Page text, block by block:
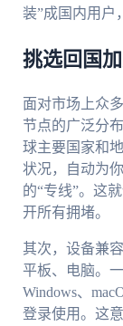
装”成国内用户
挑选回国
面对市场上众
节点的广泛分
球主要国家和
状况，自动为
的“专线”。这
开所有拥堵。
其次，设备兼
平板、电脑。
Windows、
登录使用。这